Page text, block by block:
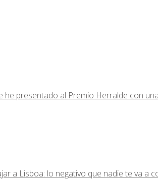
he presentado al Premio Herralde con
a Lisboa: lo negativo que nadie te va a